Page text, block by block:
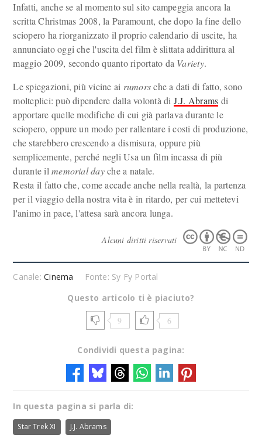
Infatti, anche se al momento sul sito campeggia ancora la
scritta Christmas 2008, la Paramount, che dopo la fine dello
sciopero ha riorganizzato il proprio calendario di uscite, ha
annunciato oggi che l'uscita del film è slittata addirittura al
maggio 2009, secondo quanto riportato da Variety.
Le spiegazioni, più vicine ai rumorsche a dati di fatto, sono
molteplici: può dipendere dalla volontà di J.J. Abrams di
apportare quelle modifiche di cui già parlava durante le
sciopero, oppure un modo per rallentare i costi di produzione,
che starebbero crescendo a dismisura, oppure più
semplicemente, perché negli Usa un film incassa di più
durante ilmemorial dayche a natale.
Resta il fatto che, come accade anche nella realtà, la partenza
per il viaggio della nostra vita è in ritardo, per cui mettetevi
l'animo in pace, l'attesa sarà ancora lunga.
Alcuni diritti riservati
Canale:Cinema
Fonte: Sy Fy Portal
Questo articolo ti è piaciuto?
9 6
Condividi questa pagina:
In questa pagina si parla di:
Star Trek XI J.J. Abrams